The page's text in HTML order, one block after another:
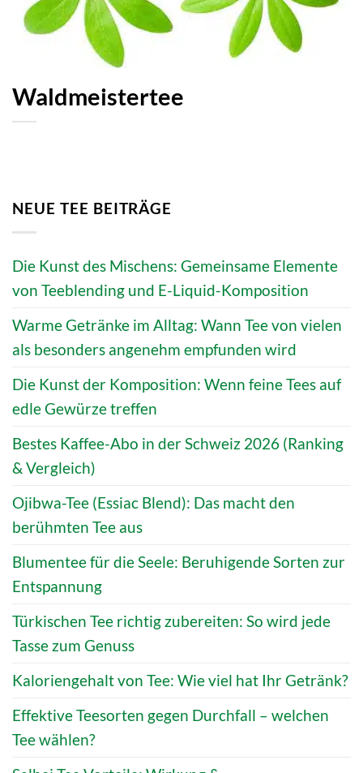
Waldmeistertee
NEUE TEE BEITRÄGE
Die Kunst des Mischens: Gemeinsame Elemente
von Teeblending und E-Liquid-Komposition
Warme Getränke im Alltag: Wann Tee von vielen
als besonders angenehm empfunden wird
Die Kunst der Komposition: Wenn feine Tees auf
edle Gewürze treffen
Bestes Kaffee-Abo in der Schweiz 2026 (Ranking
& Vergleich)
Ojibwa-Tee (Essiac Blend): Das macht den
berühmten Tee aus
Blumentee für die Seele: Beruhigende Sorten zur
Entspannung
Türkischen Tee richtig zubereiten: So wird jede
Tasse zum Genuss
Kaloriengehalt von Tee: Wie viel hat Ihr Getränk?
Effektive Teesorten gegen Durchfall – welchen
Tee wählen?